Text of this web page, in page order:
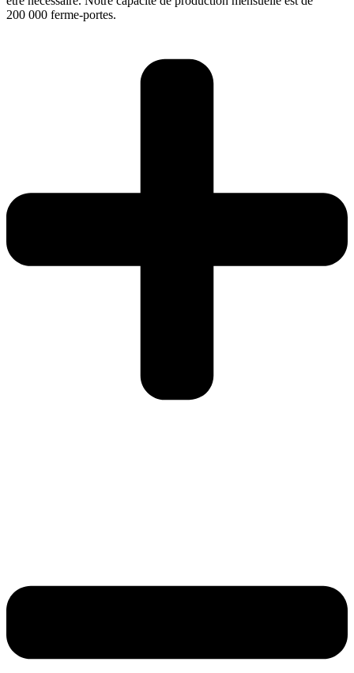
200 000 ferme-portes.